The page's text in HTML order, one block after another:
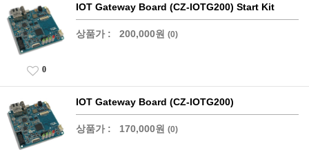
IOT Gateway Board (CZ-IOTG200) Start Kit
상품가 : 200,000원 (0)
0
IOT Gateway Board (CZ-IOTG200)
상품가 : 170,000원 (0)